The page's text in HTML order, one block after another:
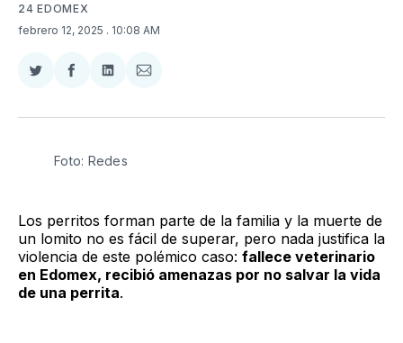
24 EDOMEX
febrero 12, 2025 . 10:08 AM
Compartir
Twitter
Compartir
Facebook
Compartir
LinkedIn
Compartir
Email
Foto: Redes
Los perritos forman parte de la familia y la muerte de
un lomito no es fácil de superar, pero nada justifica la
violencia de este polémico caso: fallece veterinario
en Edomex, recibió amenazas por no salvar la vida
de una perrita.